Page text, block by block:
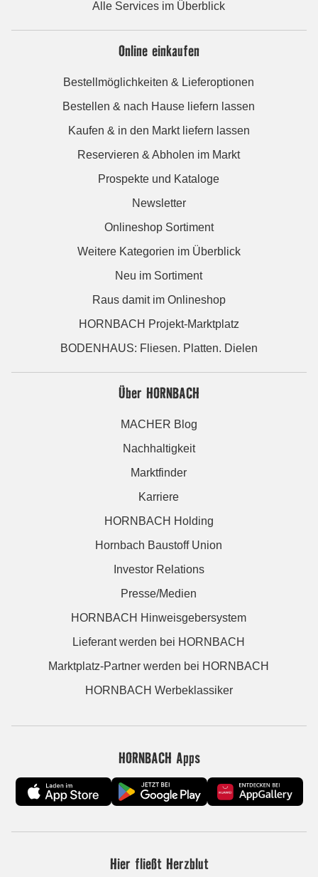
Alle Services im Überblick
Online einkaufen
Bestellmöglichkeiten & Lieferoptionen
Bestellen & nach Hause liefern lassen
Kaufen & in den Markt liefern lassen
Reservieren & Abholen im Markt
Prospekte und Kataloge
Newsletter
Onlineshop Sortiment
Weitere Kategorien im Überblick
Neu im Sortiment
Raus damit im Onlineshop
HORNBACH Projekt-Marktplatz
BODENHAUS: Fliesen. Platten. Dielen
Über HORNBACH
MACHER Blog
Nachhaltigkeit
Marktfinder
Karriere
HORNBACH Holding
Hornbach Baustoff Union
Investor Relations
Presse/Medien
HORNBACH Hinweisgebersystem
Lieferant werden bei HORNBACH
Marktplatz-Partner werden bei HORNBACH
HORNBACH Werbeklassiker
HORNBACH Apps
Hier fließt Herzblut